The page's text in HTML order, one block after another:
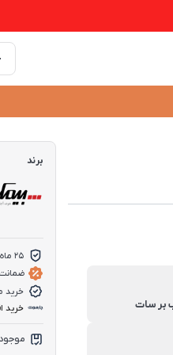
برند
25 ماه گارانتی شرکت بیمکث
خرید
خرید
موجود